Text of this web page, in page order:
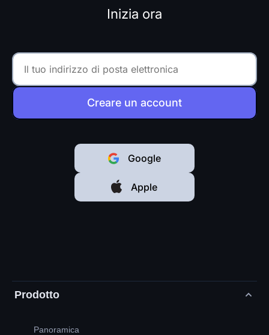
Inizia ora
Creare un account
Google
Apple
Prodotto
Panoramica